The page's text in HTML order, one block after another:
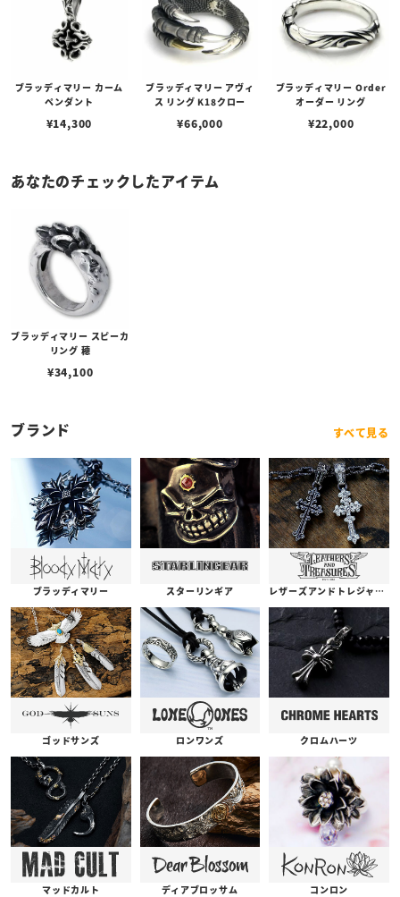
ブラッディマリー カーム
ペンダント
¥14,300
ブラッディマリー アヴィ
ス リング K18クロー
¥66,000
ブラッディマリー Order
オーダー リング
¥22,000
あなたのチェックしたアイテム
ブラッディマリー スピーカ
リング 穂
¥34,100
ブランド すべて見る
ブラッディマリー スターリンギア レザーズアンドトレジャーズ
ゴッドサンズ ロンワンズ クロムハーツ
マッドカルト ディアブロッサム コンロン